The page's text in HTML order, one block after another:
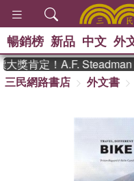
暢銷榜 新品 中文 外
獎肯定！A.F. Steadman
三民網路書店
外文書